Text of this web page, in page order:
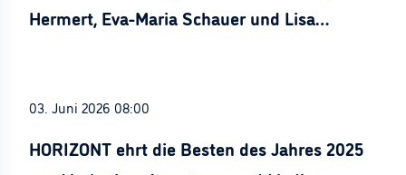
Hermert, Eva-Maria Schauer und Lisa
03. Juni 2026 08:00
HORIZONT ehrt die Besten des Jahres 2025